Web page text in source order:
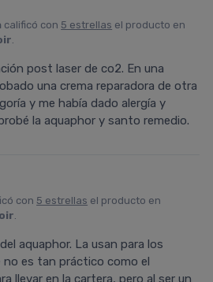
calificó con 5 estrellas el producto en
.
post laser de co2. En una
una crema reparadora de otra
y me había dado alergía y
la aquaphor y santo remedio.
con 5 estrellas el producto en
.
aquaphor. La usan para los
no es tan práctico como el
llevar en la cartera, pero al ser un